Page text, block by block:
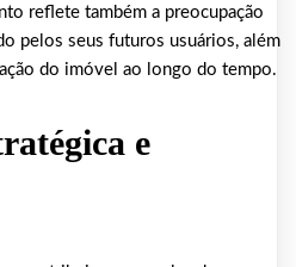
reflete também a preocupação
pelos seus futuros usuários, além
do imóvel ao longo do tempo.
e